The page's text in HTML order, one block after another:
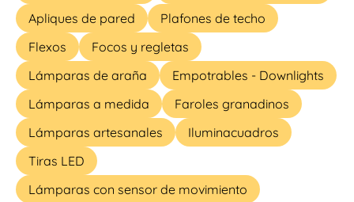
Apliques de pared
Plafones de techo
Flexos
Focos y regletas
Lámparas de araña
Empotrables - Downlights
Lámparas a medida
Faroles granadinos
Lámparas artesanales
Iluminacuadros
Tiras LED
Lámparas con sensor de movimiento